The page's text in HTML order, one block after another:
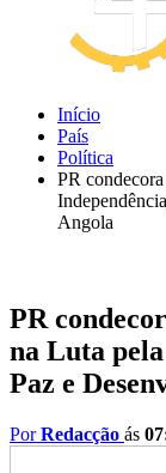
Início
País
Política
PR
Angola
PR
na Luta
Paz e
PorRedacção ás